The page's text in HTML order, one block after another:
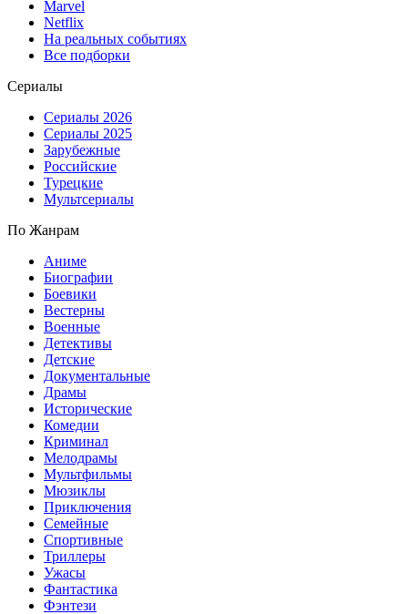
Marvel
Netflix
На реальных событиях
Все подборки
Сериалы
Сериалы 2026
Сериалы 2025
Зарубежные
Российские
Турецкие
Мультсериалы
По Жанрам
Аниме
Биографии
Боевики
Вестерны
Военные
Детективы
Детские
Документальные
Драмы
Исторические
Комедии
Криминал
Мелодрамы
Мультфильмы
Мюзиклы
Приключения
Семейные
Спортивные
Триллеры
Ужасы
Фантастика
Фэнтези